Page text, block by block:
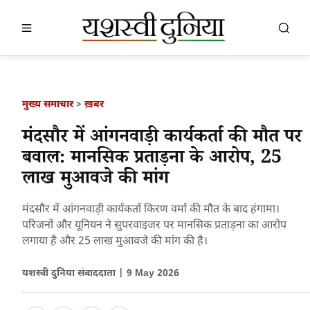
मुख्य समाचार> ख़बर
मंदसौर में आंगनवाड़ी कार्यकर्ता की मौत पर
बवाल: मानसिक प्रताड़ना के आरोप, 25
लाख मुआवजे की मांग
मंदसौर में आंगनवाड़ी कार्यकर्ता किरण वर्मा की मौत के बाद हंगामा।
परिजनों और यूनियन ने सुपरवाइजर पर मानसिक प्रताड़ना का आरोप
लगाया है और 25 लाख मुआवजे की मांग की है।
यशस्वी दुनिया संवाददाता | 9 May 2026